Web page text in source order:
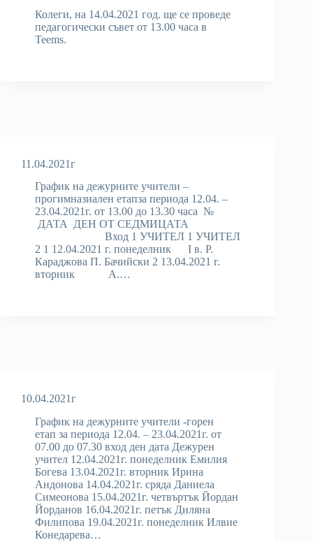
Колеги, на 14.04.2021 год. ще се проведе
педагогически съвет от 13.00 часа в
Teems.
11.04.2021г
График на дежурните учители –
прогимназиален етапза периода 12.04. –
23.04.2021г. от 13.00 до 13.30 часа №
ДАТА ДЕН ОТ СЕДМИЦАТА
Вход 1 УЧИТЕЛ 1 УЧИТЕЛ
2 1 12.04.2021 г. понеделник I в. Р.
Караджова П. Бачийски 2 13.04.2021 г.
вторник А.…
10.04.2021г
График на дежурните учители -горен
етап за периода 12.04. – 23.04.2021г. от
07.00 до 07.30 вход ден дата Дежурен
учител 12.04.2021г. понеделник Емилия
Богева 13.04.2021г. вторник Ирина
Андонова 14.04.2021г. сряда Даниела
Симеонова 15.04.2021г. четвъртък Йордан
Йорданов 16.04.2021г. петък Диляна
Филипова 19.04.2021г. понеделник Илвие
Конедарева…